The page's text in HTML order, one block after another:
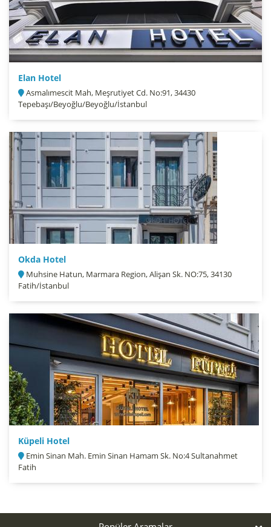
Elan Hotel
Asmalımescit Mah, Meşrutiyet Cd. No:91, 34430
Tepebaşı/Beyoğlu/Beyoğlu/İstanbul
Okda Hotel
Muhsine Hatun, Marmara Region, Alişan Sk. NO:75, 34130
Fatih/İstanbul
Küpeli Hotel
Emin Sinan Mah. Emin Sinan Hamam Sk. No:4 Sultanahmet
Fatih